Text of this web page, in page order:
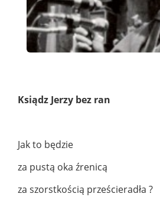
Ksiądz Jerzy bez ran
Jak to będzie
za pustą oka źrenicą
za szorstkością prześcieradła ?